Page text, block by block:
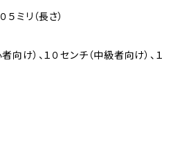
５ミリ（長さ）
向け）、１０センチ（中級者向け）、１